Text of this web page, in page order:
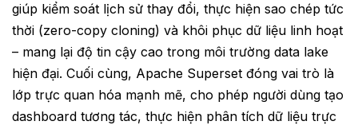
giúp kiểm soát lịch sử thay đổi, thực hiện sao chép tức
thời (zero-copy cloning) và khôi phục dữ liệu linh hoạt
– mang lại độ tin cậy cao trong môi trường data lake
hiện đại. Cuối cùng, Apache Superset đóng vai trò là
lớp trực quan hóa mạnh mẽ, cho phép người dùng tạo
dashboard tương tác, thực hiện phân tích dữ liệu trực